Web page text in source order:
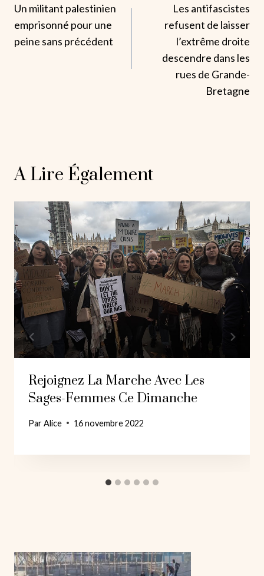
De
L’article
Un militant palestinien
emprisonné pour une
peine sans précédent
Les antifascistes
refusent de laisser
l’extrême droite
descendre dans les
rues de Grande-
Bretagne
A Lire Également
Rejoignez La Marche Avec Les
Sages-Femmes Ce Dimanche
ParAlice 16 novembre 2022